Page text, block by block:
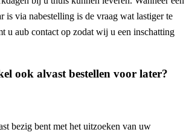
is via nabestelling is de vraag wat lastiger te
u aub contact op zodat wij u een inschatting
ook alvast bestellen voor later?
bezig bent met het uitzoeken van uw